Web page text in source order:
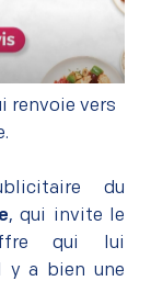
renvoie vers
du
, qui invite le
qui lui
y a bien une